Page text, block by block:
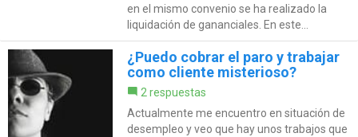
en el mismo convenio se ha realizado la
liquidación de gananciales. En este...
¿Puedo cobrar el paro y trabajar
como cliente misterioso?
2 respuestas
Actualmente me encuentro en situación de
desempleo y veo que hay unos trabajos que